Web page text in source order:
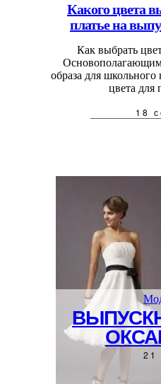
Какого цвета
платье на
Как выбрать
образа для
цвета для
18
21